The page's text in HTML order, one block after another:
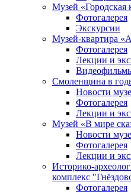
Музей «Городская
Фотогалерея
Экскурсии
Музей-квартира
Фотогалерея
Лекции и
Смоленщина в
Новости
Фотогалерея
Лекции и
Музей «В мире
Новости
Фотогалерея
Лекции и
Историко-
комплекс
Фотогалерея